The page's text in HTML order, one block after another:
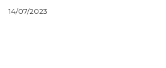
14/07/2023